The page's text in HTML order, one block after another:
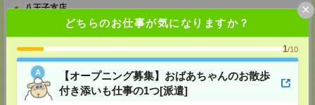
どちらのお仕事が気になりますか？
1/10
【オープニング募集】おばあちゃんのお散歩
付き添いも仕事の1つ[派遣]
×
八王子支店
東京都八王子市東町1－6 橋完ＬＫビル 3階
町田支店
〒194-0022 東京都町田市森野1-33-11 町田森野ビル1階
TEL：0120-713-515
担当：採用担当